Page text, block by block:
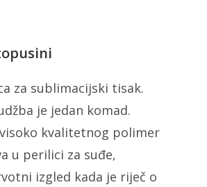
za sublimacijski tisak.
je jedan komad.
kvalitetnog polimer
u perilici za suđe,
izgled kada je riječ o